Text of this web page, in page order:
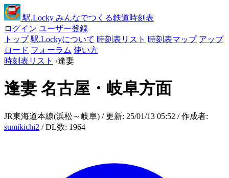
駅.Locky みんなでつくる鉄道時刻表
ログイン ユーザー登録
トップ 駅.Lockyについて 時刻表リスト 時刻表マップ アップ
ロード フォーラム 使い方
時刻表リスト ›逢妻
逢妻 名古屋・岐阜方面
JR東海道本線(浜松～岐阜) / 更新: 25/01/13 05:52 / 作成者:
sumikichi2 / DL数: 1964